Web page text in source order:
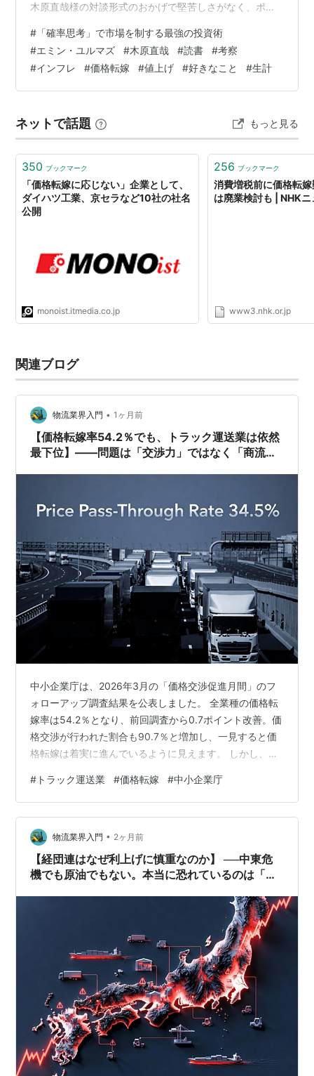
木原直哉様の対談形式のおかげで堅苦しさがなく、ポー
多い。F1ラスベガスGPに行って、ブラッド・ピットのよ
うにポーカーに興じたくなりそうだ。（2025/07/06 執
筆） 「確率思考」で市場を制する最強の投資術 作者:エ
ミン・ユルマズ,木原 直哉 KADOKAWA Amazon ログ
ログ11）…
# 「確率思考」で市場を制する最強の投資術
#エミン・ユルマズ #木原直哉 #読書 #考察
#インフレ #価格転嫁 #値上げ #好きなこと #生計
ネットで話題 もっと見る
350 ブックマーク
「価格転嫁に応じない」企業として、
ダイハツ工業、京セラなど10社の社名
公開
monoist.itmedia.co.jp
256 ブックマーク
消費増税前に価格転
は廃業検討も | NHK
www3.nhk.or.jp
関連ブログ
物流業界入門 • 1ヶ月前
【価格転嫁率54.2％でも、トラック運送業は依然
最下位】――問題は「交渉力」ではなく「商流構
中小企業庁は、2026年3月の「価格交渉促進月間」のフ
ォローアップ調査結果を公表しました。 全業種の価格転
嫁率は54.2％となり、前回調査から0.7ポイント改善。価
格交渉が行われた割合も90.7％と増加し、一見すると価
格転嫁は着実に進んでいるように見えます。 しかし、そ
運送業です。 発注企業から見た価格転嫁率は34.5％、受
注企業側から見ても36.9％にとどまり、いずれも全32業
種中で最下位という結果でした。 数字が示すのは「交渉
できない業界」という現実 今回の調査では、価格交渉そ
のものは全体的に増えています。 つまり、 「話し合いの
場がない」…
# トラック運送業 #価格転嫁 #中小企業庁
物流業界入門 • 2ヶ月前
【経団連はなぜ利上げに慎重なのか】 ──中東危
機でも原油でもない。本当に恐れているのは「価